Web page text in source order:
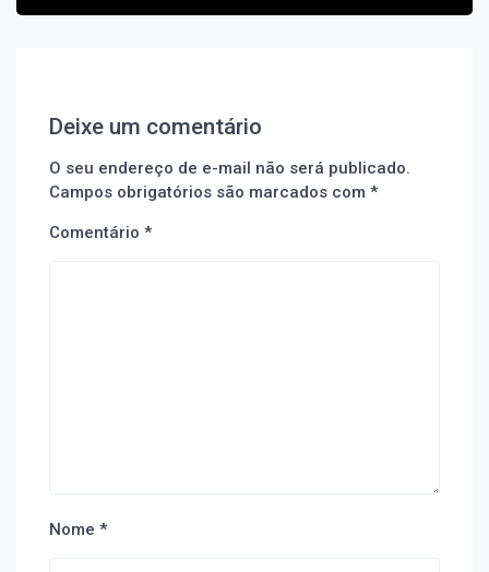
Deixe um comentário
O seu endereço de e-mail não será publicado.
Campos obrigatórios são marcados com *
Comentário *
Nome *